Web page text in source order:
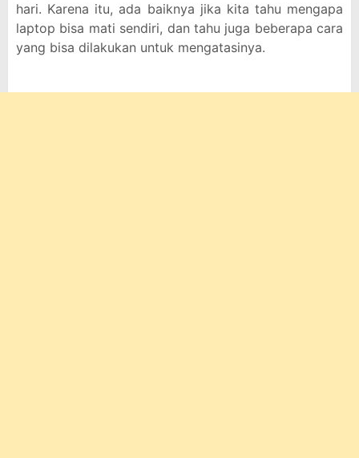
hari. Karena itu, ada baiknya jika kita tahu mengapa
laptop bisa mati sendiri, dan tahu juga beberapa cara
yang bisa dilakukan untuk mengatasinya.